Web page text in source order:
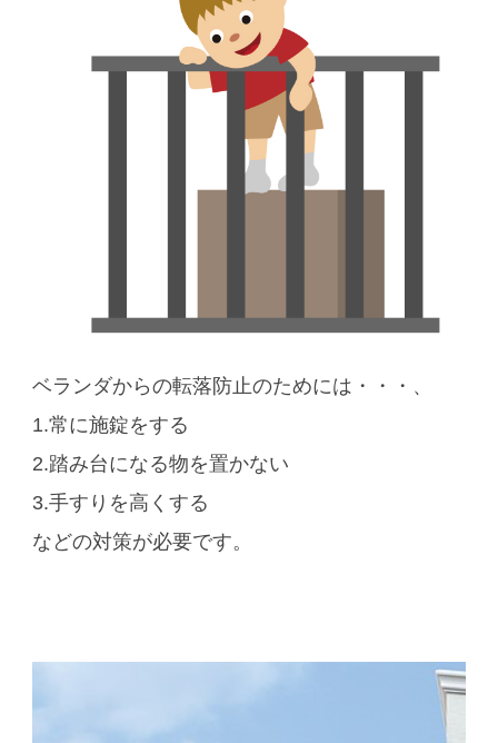
ベランダからの転落防止のためには・・・、
1.常に施錠をする
2.踏み台になる物を置かない
3.手すりを高くする
などの対策が必要です。